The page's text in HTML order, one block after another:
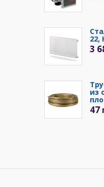
22,
3
из
47